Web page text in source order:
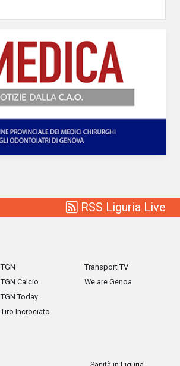
RSS Liguria Live
TGN
TGN Calcio
TGN Today
Tiro Incrociato
Transport TV
We are Genoa